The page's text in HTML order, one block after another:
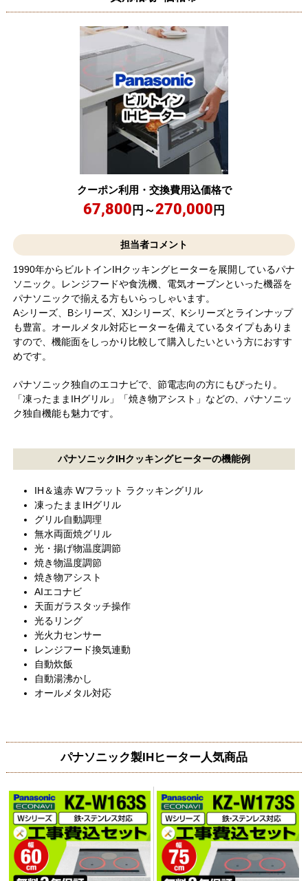
クーポン利用・交換費用込価格で
67,800 円～270,000 円
担当者コメント
1990年からビルトインIHクッキングヒーターを展開しているパナ
ソニック。レンジフードや食洗機、電気オーブンといった機器を
パナソニックで揃える方もいらっしゃいます。
Aシリーズ、Bシリーズ、XJシリーズ、Kシリーズとラインナップ
も豊富。オールメタル対応ヒーターを備えているタイプもありま
すので、機能面をしっかり比較して購入したいという方におすす
めです。
パナソニック独自のエコナビで、節電志向の方にもぴったり。
「凍ったままIHグリル」「焼き物アシスト」などの、パナソニッ
ク独自機能も魅力です。
パナソニックIHクッキングヒーターの機能例
IH＆遠赤 Wフラット ラクッキングリル
凍ったままIHグリル
グリル自動調理
無水両面焼グリル
光・揚げ物温度調節
焼き物温度調節
焼き物アシスト
AIエコナビ
天面ガラスタッチ操作
光るリング
光火力センサー
レンジフード換気連動
自動炊飯
自動湯沸かし
オールメタル対応
パナソニック製IHヒーター人気商品